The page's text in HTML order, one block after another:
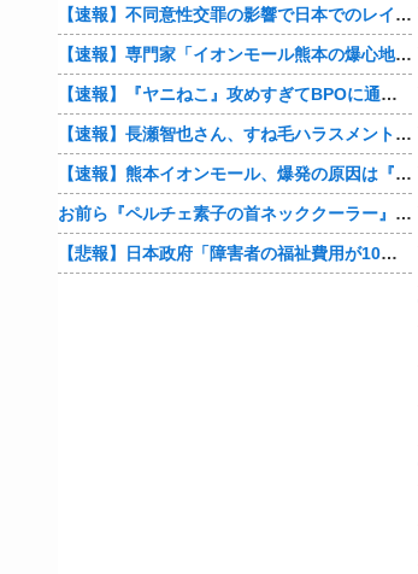
【速報】不同意性交罪の影響で日本でのレイプ認知件数爆増
【速報】専門家「イオンモール熊本の爆心地に”こんなもの”があったんだけど…」
【速報】『ヤニねこ』攻めすぎてBPOに通報される
【速報】長瀬智也さん、すね毛ハラスメントを謝罪「不快な思いをさせて申し訳ありませんでした」
【速報】熊本イオンモール、爆発の原因は『これ』の可能性
お前ら『ペルチェ素子の首ネッククーラー』使ったことあるか？
【悲報】日本政府「障害者の福祉費用が10年で2倍になったので抑制します」